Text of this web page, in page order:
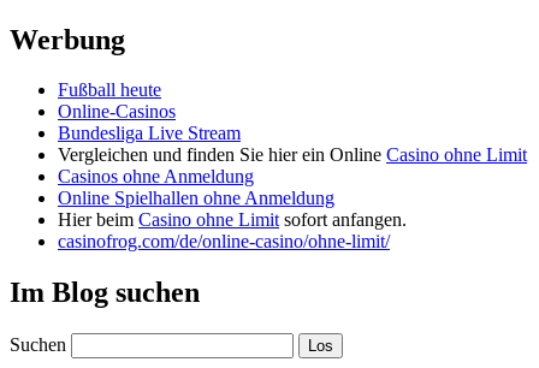
Werbung
Fußball heute
Online-Casinos
Bundesliga Live Stream
Vergleichen und finden Sie hier ein Online Casino ohne Limit
Casinos ohne Anmeldung
Online Spielhallen ohne Anmeldung
Hier beim Casino ohne Limitsofort anfangen.
casinofrog.com/de/online-casino/ohne-limit/
Im Blog suchen
Suchen